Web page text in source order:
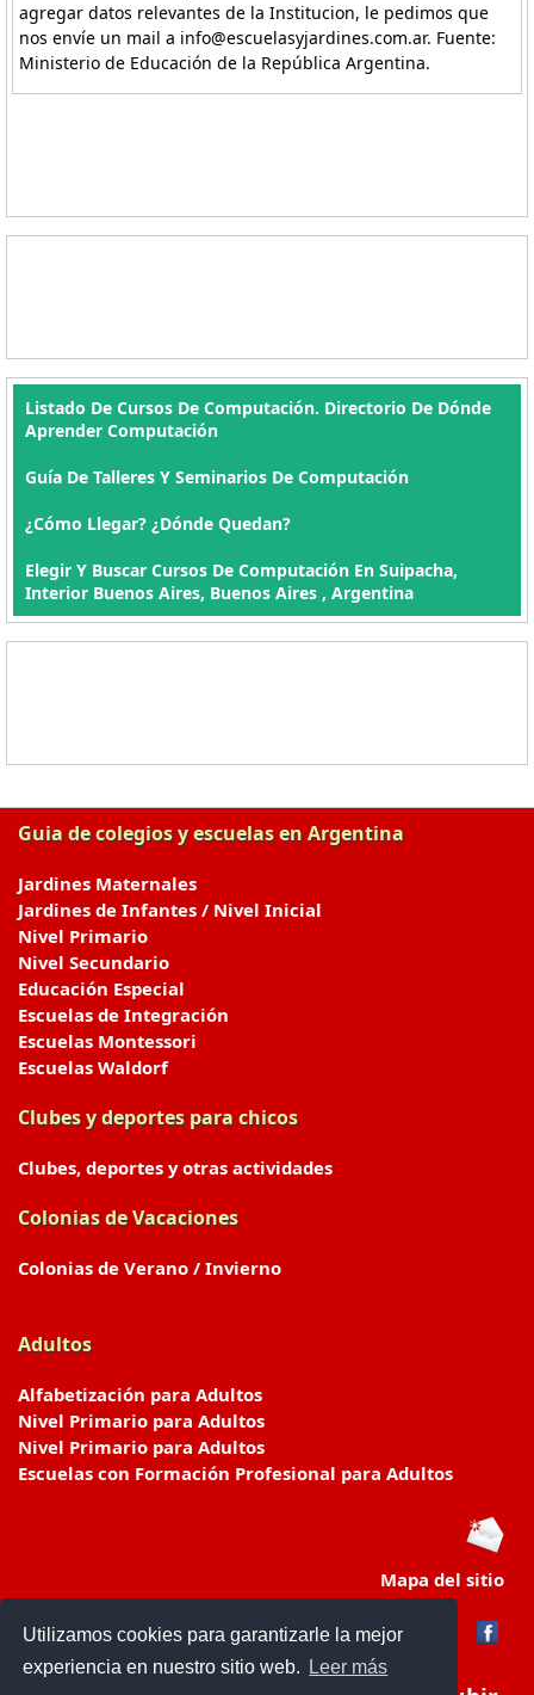
Utilizamos cookies para garantizarle la mejor
experiencia en nuestro sitio web.
Leer más
agregar datos relevantes de la Institucion, le pedimos que
nos envíe un mail a info@escuelasyjardines.com.ar. Fuente:
Ministerio de Educación de la República Argentina.
Listado De Cursos De Computación. Directorio De Dónde
Aprender Computación
Guía De Talleres Y Seminarios De Computación
¿Cómo Llegar? ¿Dónde Quedan?
Elegir Y Buscar Cursos De Computación En Suipacha,
Interior Buenos Aires, Buenos Aires , Argentina
Guia de colegios y escuelas en Argentina
Jardines Maternales
Jardines de Infantes / Nivel Inicial
Nivel Primario
Nivel Secundario
Educación Especial
Escuelas de Integración
Escuelas Montessori
Escuelas Waldorf
Clubes y deportes para chicos
Clubes, deportes y otras actividades
Colonias de Vacaciones
Colonias de Verano / Invierno
Adultos
Alfabetización para Adultos
Nivel Primario para Adultos
Nivel Primario para Adultos
Escuelas con Formación Profesional para Adultos
Mapa del sitio